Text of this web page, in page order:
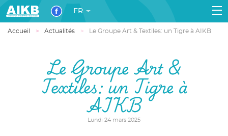
FR
Accueil Actualités Le Groupe Art & Textiles: un Tigre à AIKB
Le Groupe Art &
Textiles: un Tigre à
AIKB
Lundi 24 mars 2025